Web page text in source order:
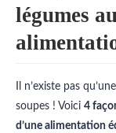
légumes
Il n’existe pas
soupes ! Voici 4
d’une alimentation